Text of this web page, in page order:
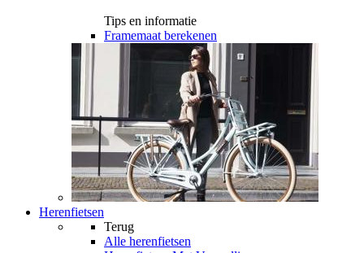
Tips en informatie
Framemaat berekenen
Herenfietsen
Terug
Alle herenfietsen